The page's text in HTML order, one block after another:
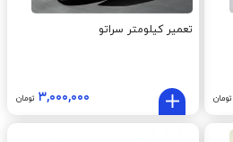
تومان
تعمیر کیلومتر سراتو
۳,۰۰۰,۰۰۰ تومان